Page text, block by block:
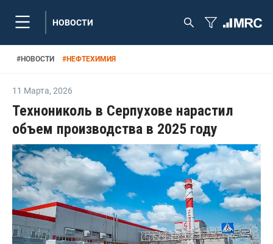
НОВОСТИ
#НОВОСТИ #НЕФТЕХИМИЯ
11 Марта, 2026
Технониколь в Серпухове нарастил
объем производства в 2025 году